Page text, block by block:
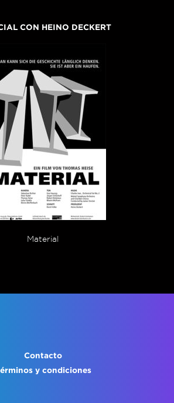
CON HEINO DECKERT
Material
Contacto
y condiciones